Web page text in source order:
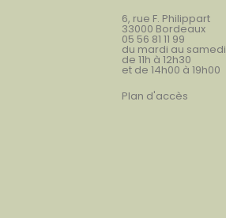
6, rue F. Philippart
33000 Bordeaux
05 56 81 11 99
du mardi au samedi
de 11h à 12h30
et de 14h00 à 19h00
Plan d'accès